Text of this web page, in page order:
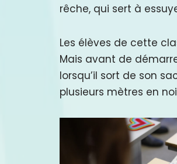
rêche, qui sert à
Les élèves de cette
Mais avant de
lorsqu’il sort de son
plusieurs mètres en